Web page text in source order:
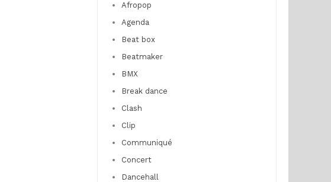
Afropop
Agenda
Beat box
Beatmaker
BMX
Break dance
Clash
Clip
Communiqué
Concert
Dancehall